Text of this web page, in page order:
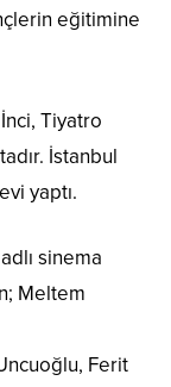
eğitimine
Tiyatro
İstanbul
yaptı.
sinema
Meltem
Ferit